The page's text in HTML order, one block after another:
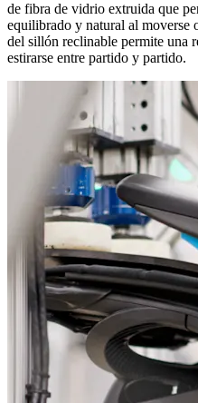
de fibra de vidrio extruida que
equilibrado y natural al
del sillón reclinable permite una
estirarse entre partido y partido.